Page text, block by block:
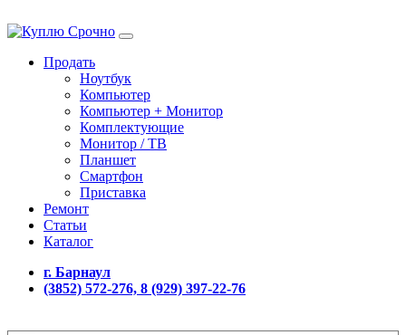
Продать
Ноутбук
Компьютер
Компьютер + Монитор
Комплектующие
Монитор / ТВ
Планшет
Смартфон
Приставка
Ремонт
Статьи
Каталог
г. Барнаул
(3852) 572-276, 8 (929) 397-22-76